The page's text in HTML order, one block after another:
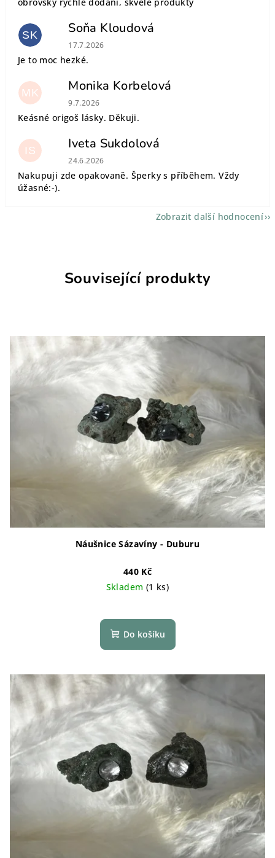
SK Soňa Kloudová
Hodnocení obchodu je 5 z 5 hvězdiček.
17.7.2026
Je to moc hezké.
MK Monika Korbelová
Hodnocení obchodu je 5 z 5 hvězdiček.
9.7.2026
Keásné origoš lásky. Děkuji.
IS Iveta Sukdolová
Hodnocení obchodu je 5 z 5 hvězdiček.
24.6.2026
Nakupuji zde opakovaně. Šperky s příběhem. Vždy
úžasné:-).
Zobrazit další hodnocení
Související produkty
Náušnice Sázavíny - Duburu
440 Kč
Skladem (1 ks)
Do košíku